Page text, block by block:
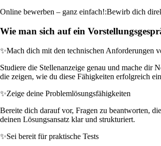
Online bewerben – ganz einfach!:Bewirb dich
Wie man sich auf ein
✨Mach dich mit den technischen Anforderungen
Studiere die Stellenanzeige genau und mache dir
die zeigen, wie du diese Fähigkeiten erfolgreich
✨Zeige deine Problemlösungsfähigkeiten
Bereite dich darauf vor, Fragen zu beantworten,
deinen Lösungsansatz klar und strukturiert.
✨Sei bereit für praktische Tests